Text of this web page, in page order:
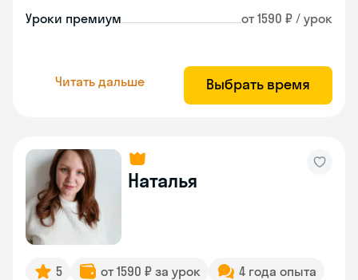
Уроки премиум от 1590 ₽ / урок
Читать дальше Выбрать время
Наталья
5 от 1590 ₽ за урок
4 года опыта